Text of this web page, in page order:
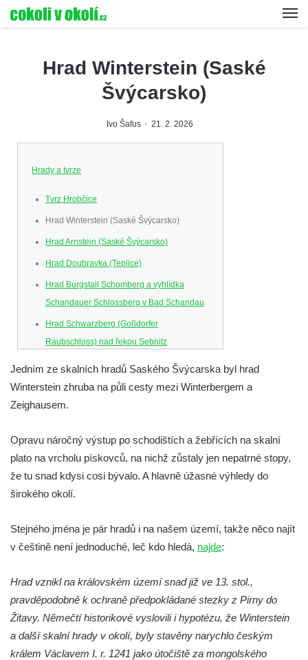
Hrad Winterstein (Saské
Švýcarsko)
Ivo Šafus 21. 2. 2026
Hrady a tvrze
Tvrz Hrobčice
Hrad Winterstein (Saské Švýcarsko)
Hrad Arnstein (Saské Švýcarsko)
Hrad Doubravka (Teplice)
Hrad Burgstall Schomberg a vyhlídka
Schandauer Schlossberg v Bad Schandau
Hrad Schwarzberg (Goßdorfer
Raubschloss) nad řekou Sebnitz
Hrad Neurathen na Bastei
Hrad Šebín
Hrad Litoměřice
Hrad Kostomlaty
Tvrz Brozany nad Ohří
Hrad Košťálov
Tvrz Libčeves
Tvrz Kuřívody
Tvrz Tlustec (Velký Valtinov)
Hrad Litýš
Hrad Levín (u Úštěku)
Hrad Bezděz
Jedním ze skalních hradů Saského Švýcarska byl hrad
Winterstein zhruba na půli cesty mezi Winterbergem a
Zeighausem.
Opravu náročný výstup po schodištích a žebřících na skalní
plato na vrcholu pískovců, na nichž zůstaly jen nepatrné stopy,
že tu snad kdysi cosi bývalo. A hlavně úžasné výhledy do
širokého okolí.
Stejného jména je pár hradů i na našem území, takže něco najít
v češtině není jednoduché, leč kdo hledá, najde:
Hrad vznikl na královském území snad již ve 13. stol.,
pravděpodobně k ochraně předpokládané stezky z Pirny do
Žitavy. Němečtí historikové vyslovili i hypotézu, že Winterstein
a další skalní hrady v okolí, byly stavěny narychlo českým
králem Václavem I. r. 1241 jako útočiště za mongolského